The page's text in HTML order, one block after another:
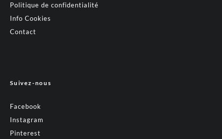
Politique de confidentialité
Info Cookies
Contact
Suivez-nous
Facebook
Instagram
Pinterest